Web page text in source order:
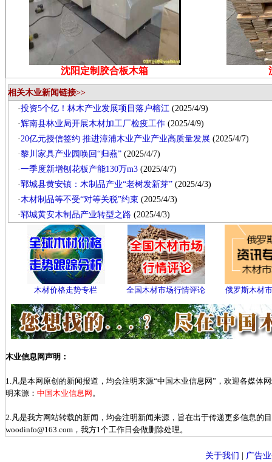
沈阳定制胶合板木箱
相关木业新闻链接>>
·投资5个亿！林木产业发展项目落户榕江 (2025/4/9)
·辉南县林业局开展木材加工厂检疫工作 (2025/4/9)
·20亿元授信签约 推进漳浦木业产业产业高质量发展 (2025/4/7)
·黎川家具产业园唤回“归燕” (2025/4/7)
·一季度新增刨花板产能130万m3 (2025/4/7)
·郓城县黄安镇：木制品产业“老树发新芽” (2025/4/3)
·木材制品等不受“对等关税”约束 (2025/4/3)
·郓城黄安木制品产业转型之路 (2025/4/3)
木材价格走势专栏 全国木材市场行情评论 俄罗斯木材
木业信息网声明：
1.凡是本网原创的新闻报道，均会注明来源“中国木业信息网”，欢迎各媒体
明来源： 中国木业信息网 。
2.凡是我方网站转载的新闻，均会注明新闻来源，旨在出于传递更多信息的
woodinfo@163.com，我方1个工作日会做删除处理。
关于我们 广告